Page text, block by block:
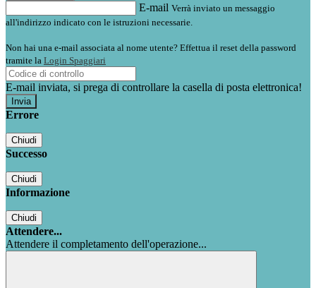
E-mail Verrà inviato un messaggio
all'indirizzo indicato con le istruzioni necessarie.
Non hai una e-mail associata al nome utente? Effettua il reset della password
tramite la Login Spaggiari
E-mail inviata, si prega di controllare la casella di posta elettronica!
Errore
Chiudi
Successo
Chiudi
Informazione
Chiudi
Attendere...
Attendere il completamento dell'operazione...